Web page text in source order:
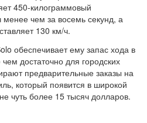
450-килограммовый
чем за восемь секунд, а
130 км/ч.
обеспечивает ему запас хода в
достаточно для городских
предварительные заказы на
который появится в широкой
чуть более 15 тысяч долларов.